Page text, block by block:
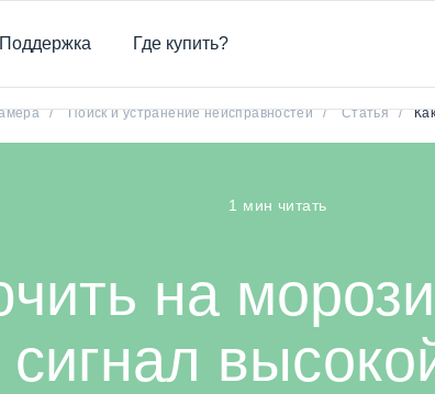
Поддержка Где купить?
/ Поиск и устранение неисправностей / Статья /
1 мин читать
на
на морозильной камере аварийный сигнал